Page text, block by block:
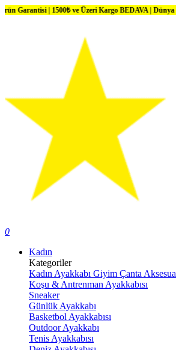
| 1500₺ ve Üzeri Kargo BEDAVA | Dünya
0
Kadın
Kategoriler
Kadın Ayakkabı Giyim Çanta
Koşu & Antrenman Ayakkabısı
Sneaker
Günlük Ayakkabı
Basketbol Ayakkabısı
Outdoor Ayakkabı
Tenis Ayakkabısı